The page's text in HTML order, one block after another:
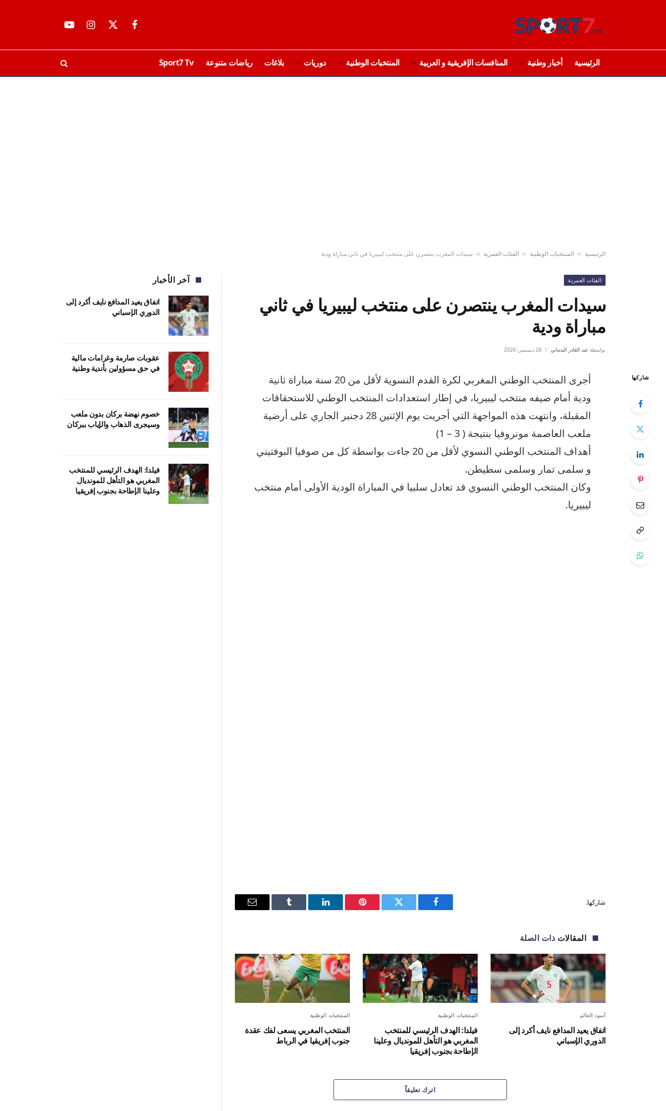
فيسبوكX
الانستغراميوتيوب
الرئيسية أخبار وطنية المنافسات الإفريقية و العربية المنتخبات الوطنية دوريات بلاغات رياضات متنوعة Sport7 Tv
الرئيسية » المنتخبات الوطنية » الفئات العمرية » سيدات المغرب ينتصرن على منتخب ليبيريا في ثاني مباراة ودية
الفئات العمرية
سيدات المغرب ينتصرن على منتخب ليبيريا في ثاني
مباراة ودية
بواسطة عبد القادر اليدماني 28 ديسمبر، 2020
شاركها
أجرى المنتخب الوطني المغربي لكرة القدم النسوية لأقل من 20 سنة مباراة ثانية
ودية أمام ضيفه منتخب ليبيريا، في إطار استعدادات المنتخب الوطني للاستحقاقات
المقبلة، وانتهت هذه المواجهة التي أجريت يوم الإثنين 28 دجنبر الجاري على أرضية
ملعب العاصمة مونروفيا بنتيجة ( 3 – 1)
أهداف المنتخب الوطني النسوي لأقل من 20 جاءت بواسطة كل من صوفيا البوفتيني
و سلمى تمار وسلمى سطيطن.
وكان المنتخب الوطني النسوي قد تعادل سلبيا في المباراة الودية الأولى أمام منتخب
ليبيريا.
شاركها.
فيسبوك
تويتر بينتيريستلينكدإن Tumblr
البريد
المقالات ذات الصلة
أسود العالم
اتفاق يعيد المدافع نايف أكرد إلى
الدوري الإسباني
المنتخبات الوطنية
فيلدا: الهدف الرئيسي للمنتخب
المغربي هو التأهل للمونديال وعلينا
الإطاحة بجنوب إفريقيا
المنتخبات الوطنية
المنتخب المغربي يسعى لفك عقدة
جنوب إفريقيا في الرباط
اترك تعليقاً
آخر الأخبار
اتفاق يعيد المدافع نايف أكرد إلى
الدوري الإسباني
عقوبات صارمة وغرامات مالية
في حق مسؤولين بأندية وطنية
خصوم نهضة بركان بدون ملعب
وسيجرى الذهاب والإياب ببركان
فيلدا: الهدف الرئيسي للمنتخب
المغربي هو التأهل للمونديال
وعلينا الإطاحة بجنوب إفريقيا